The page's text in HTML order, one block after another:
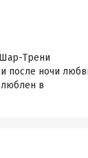
Шар-Трени
после ночи
в